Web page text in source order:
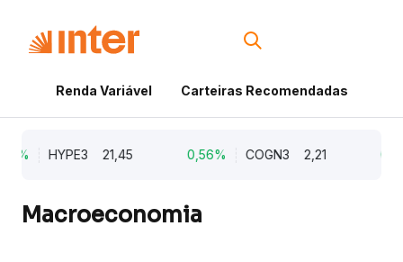
Renda Variável Carteiras Recomendadas
HYPE3 21,45 0,56% COGN3 2,21
Macroeconomia